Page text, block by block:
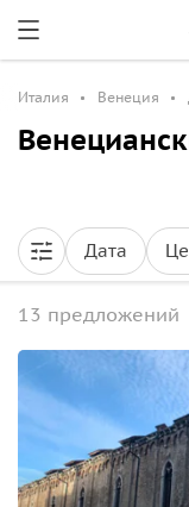
Италия Венеция
Дата
13 предложений